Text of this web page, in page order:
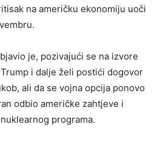
na američku ekonomiju uoči
je, pozivajući se na izvore
i dalje želi postići dogovor
ali da se vojna opcija ponovo
odbio američke zahtjeve i
programa.